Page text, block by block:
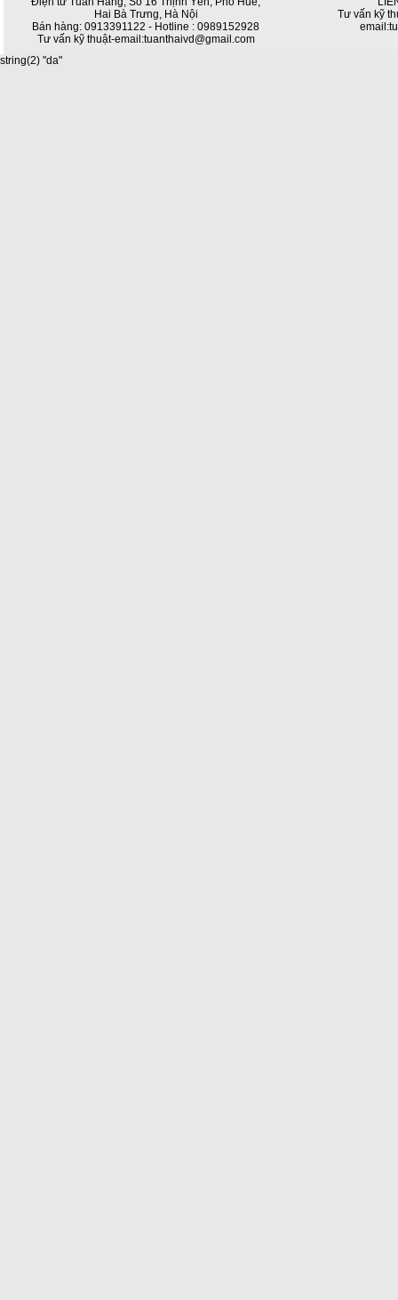
Hai Bà Trưng, Hà Nội
Bán hàng: 0913391122 - Hotline : 0989152928
Tư vấn kỹ thuật-email:tuanthaivd@gmail.com
Tư vấn kỹ
string(2) "da"